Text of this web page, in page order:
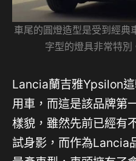
車尾的圓燈造型是受到經
字型的燈具非常特
Lancia蘭吉雅Ypsilon
用車，而這是該品牌第
樣貌，雖然先前已經有
試身影，而作為Lancia